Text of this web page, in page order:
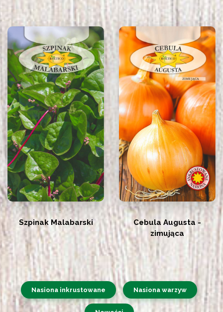
Szpinak Malabarski
Cebula Augusta -
zimująca
Nasiona inkrustowane Nasiona warzyw